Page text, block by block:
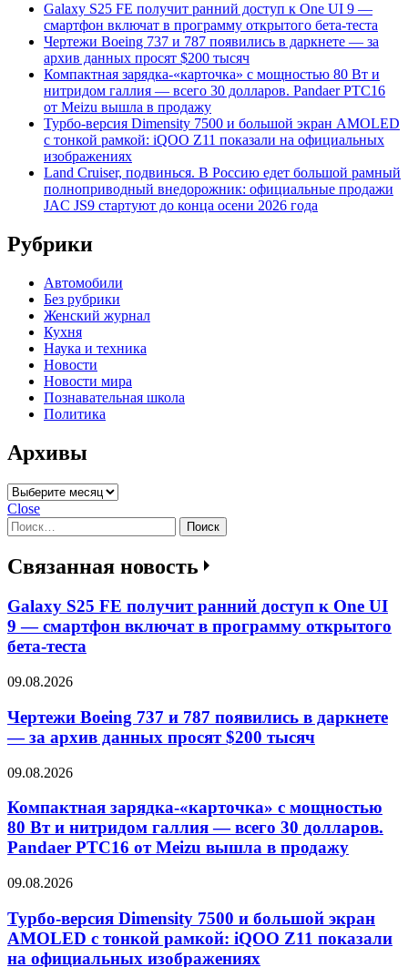
Galaxy S25 FE получит ранний доступ к One UI 9 —
смартфон включат в программу открытого бета-теста
Чертежи Boeing 737 и 787 появились в даркнете — за
архив данных просят $200 тысяч
Компактная зарядка-«карточка» с мощностью 80 Вт и
нитридом галлия — всего 30 долларов. Pandaer PTC16
от Meizu вышла в продажу
Турбо-версия Dimensity 7500 и большой экран AMOLED
с тонкой рамкой: iQOO Z11 показали на официальных
изображениях
Land Cruiser, подвинься. В Россию едет большой рамный
полноприводный внедорожник: официальные продажи
JAC JS9 стартуют до конца осени 2026 года
Рубрики
Автомобили
Без рубрики
Женский журнал
Кухня
Наука и техника
Новости
Новости мира
Познавательная школа
Политика
Архивы
Архивы
Close
Найти:
Связанная новость
Galaxy S25 FE получит ранний доступ к One UI
9 — смартфон включат в программу открытого
бета-теста
09.08.2026
Чертежи Boeing 737 и 787 появились в даркнете
— за архив данных просят $200 тысяч
09.08.2026
Компактная зарядка-«карточка» с мощностью
80 Вт и нитридом галлия — всего 30 долларов.
Pandaer PTC16 от Meizu вышла в продажу
09.08.2026
Турбо-версия Dimensity 7500 и большой экран
AMOLED с тонкой рамкой: iQOO Z11 показали
на официальных изображениях